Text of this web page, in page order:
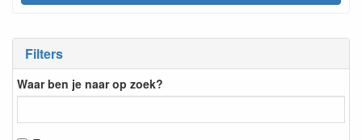
Filters
Waar ben je naar op zoek?